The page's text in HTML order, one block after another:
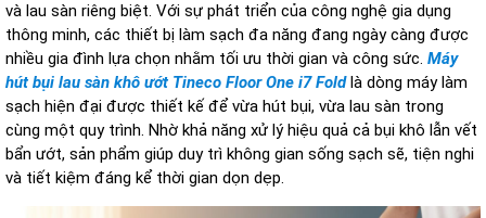
và lau sàn riêng biệt. Với sự phát triển của công nghệ gia dụng
thông minh, các thiết bị làm sạch đa năng đang ngày càng được
nhiều gia đình lựa chọn nhằm tối ưu thời gian và công sức. Máy
hút bụi lau sàn khô ướt Tineco Floor One i7 Foldlà dòng máy làm
sạch hiện đại được thiết kế để vừa hút bụi, vừa lau sàn trong
cùng một quy trình. Nhờ khả năng xử lý hiệu quả cả bụi khô lẫn vết
bẩn ướt, sản phẩm giúp duy trì không gian sống sạch sẽ, tiện nghi
và tiết kiệm đáng kể thời gian dọn dẹp.